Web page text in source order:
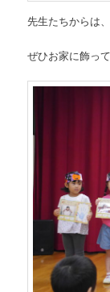
先生たちからは
ぜひお家に飾っ